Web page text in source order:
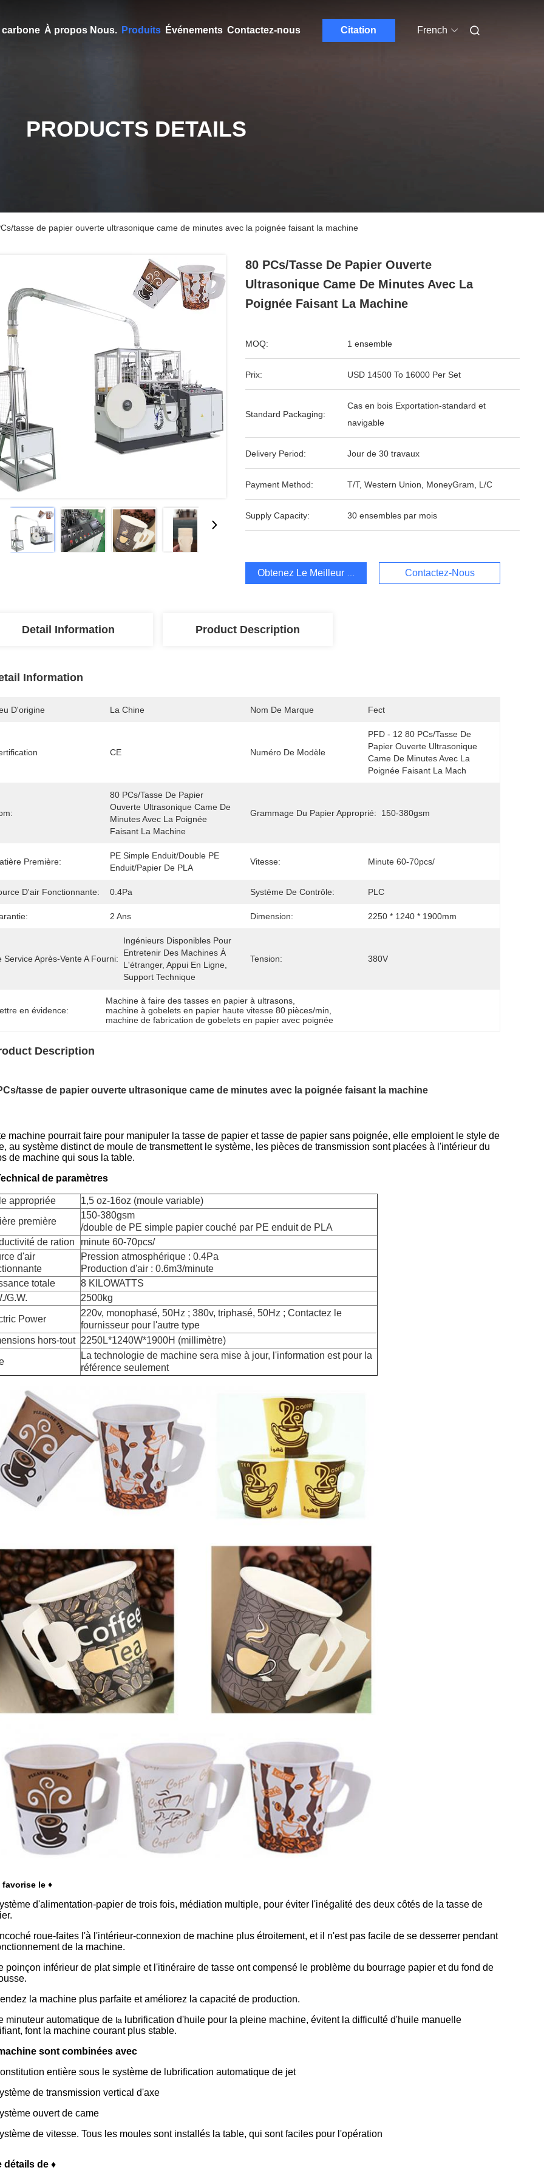
carbone À propos Nous. Produits Événements Contactez-nous Citation French
PRODUCTS DETAILS
tasse de papier ouverte ultrasonique came de minutes avec la poignée faisant la machine
80 PCs/tasse De Papier Ouverte
Ultrasonique Came De Minutes Avec La
Poignée Faisant La Machine
MOQ: 1 ensemble
Prix: USD 14500 To 16000 Per Set
Standard Packaging:
Cas en bois Exportation-standard et
navigable
Delivery Period: Jour de 30 travaux
Payment Method: T/T, Western Union, MoneyGram, L/C
Supply Capacity: 30 ensembles par mois
Obtenez Le Meilleur Prix Contactez-Nous
Detail Information Product Description
Information
D'origine La Chine Nom De Marque Fect
CE Numéro De Modèle
PFD - 12 80 PCs/tasse De
Papier Ouverte Ultrasonique
Came De Minutes Avec La
Poignée Faisant La Mach
80 PCs/tasse De Papier
Ouverte Ultrasonique Came De
Minutes Avec La Poignée
Faisant La Machine
Grammage Du Papier Approprié: 150-380gsm
Première:
PE Simple Enduit/double PE
Enduit/papier De PLA
Vitesse: Minute 60-70pcs/
D'air Fonctionnante: 0.4Pa Système De Contrôle: PLC
2 Ans Dimension: 2250 * 1240 * 1900mm
Service Après-Vente A Fourni:
Ingénieurs Disponibles Pour
Entretenir Des Machines À
L'étranger, Appui En Ligne,
Support Technique
Tension: 380V
en évidence:
Machine à faire des tasses en papier à ultrasons
machine à gobelets en papier haute vitesse 80 pièces/min
machine de fabrication de gobelets en papier avec poignée
Description
tasse de papier ouverte ultrasonique came de minutes avec la poignée faisant la machine
machine pourrait faire pour manipuler la tasse de papier et tasse de papier sans poignée, elle emploient le style de
au système distinct de moule de transmettent le système, les pièces de transmission sont placées à l'intérieur du
de machine qui sous la table.
de paramètres
appropriée
1,5 oz-16oz (moule variable)
première
150-380gsm
/double de PE simple papier couché par PE enduit de PLA
de ration
minute 60-70pcs/
d'air
Pression atmosphérique : 0.4Pa
Production d'air : 0.6m3/minute
totale
8 KILOWATTS
G.W.
2500kg
Power
220v, monophasé, 50Hz ; 380v, triphasé, 50Hz ; Contactez le
fournisseur pour l'autre type
hors-tout 2250L*1240W*1900H (millimètre)
La technologie de machine sera mise à jour, l'information est pour la
référence seulement
favorise le ♦
d'alimentation-papier de trois fois, médiation multiple, pour éviter l'inégalité des deux côtés de la tasse de
roue-faites l'à l'intérieur-connexion de machine plus étroitement, et il n'est pas facile de se desserrer pendant
de la machine.
poinçon inférieur de plat simple et l'itinéraire de tasse ont compensé le problème du bourrage papier et du fond de
la machine plus parfaite et améliorez la capacité de production.
minuteur automatique de la
lubrification d'huile pour la pleine machine, évitent la difficulté d'huile manuelle
font la machine courant plus stable.
sont combinées avec
entière sous le système de lubrification automatique de jet
de transmission vertical d'axe
ouvert de came
de vitesse. Tous les moules sont installés la table, qui sont faciles pour l'opération
détails de ♦